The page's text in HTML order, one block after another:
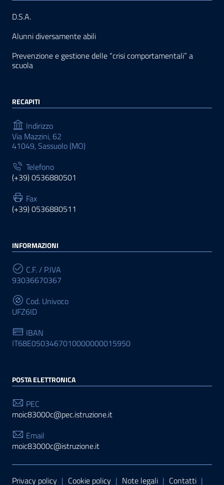
D.S.A.
Alunni diversamente abili
Prevenzione e gestione delle “crisi comportamentali” a
scuola
RECAPITI
Indirizzo
Via Mazzini, 62
41049, Sassuolo (MO)
Telefono
(+39) 0536880501
Fax
(+39) 0536880511
INFORMAZIONI
C.F. / P.IVA
93036670367
Cod. Univoco
UFZ6ID
IBAN
IT68E0503467010000000015950
POSTA ELETTRONICA
PEC
moic83000c@pec.istruzione.it
Email
moic83000c@istruzione.it
Sezione Link Utili
Privacy policy | Cookie policy | Note legali | Contatti |